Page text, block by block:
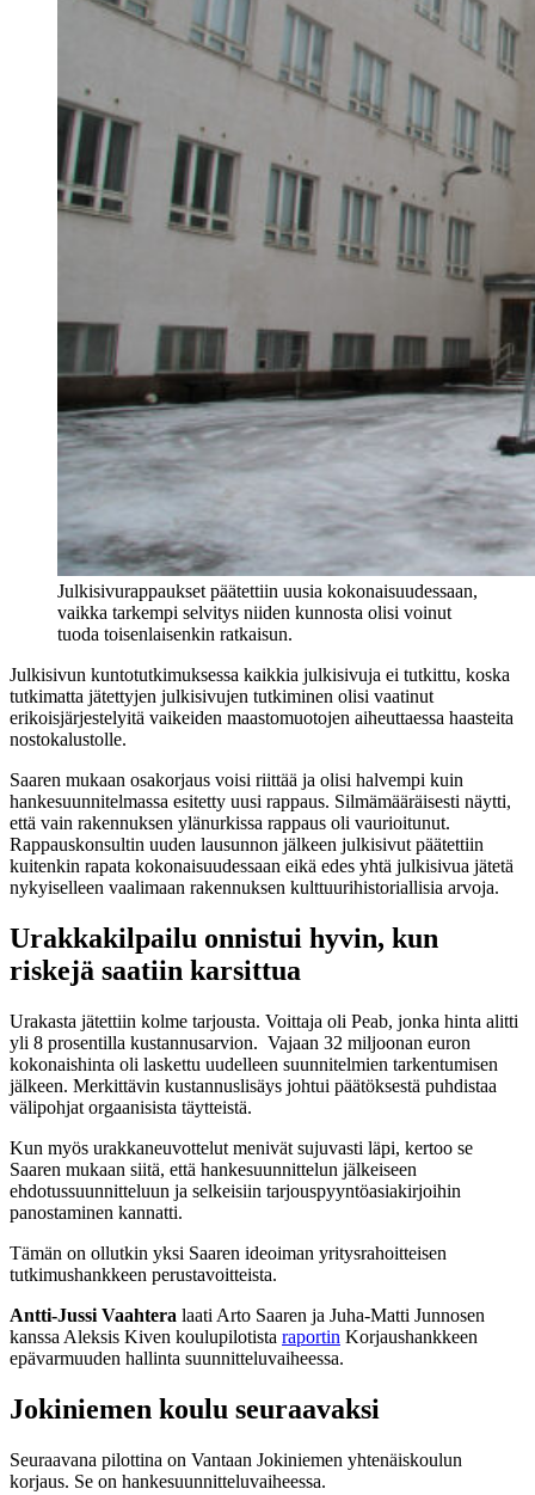
Julkisivurappaukset päätettiin uusia kokonaisuudessaan,
vaikka tarkempi selvitys niiden kunnosta olisi voinut
tuoda toisenlaisenkin ratkaisun.
Julkisivun kuntotutkimuksessa kaikkia julkisivuja ei tutkittu, koska
tutkimatta jätettyjen julkisivujen tutkiminen olisi vaatinut
erikoisjärjestelyitä vaikeiden maastomuotojen aiheuttaessa haasteita
nostokalustolle.
Saaren mukaan osakorjaus voisi riittää ja olisi halvempi kuin
hankesuunnitelmassa esitetty uusi rappaus. Silmämääräisesti näytti,
että vain rakennuksen ylänurkissa rappaus oli vaurioitunut.
Rappauskonsultin uuden lausunnon jälkeen julkisivut päätettiin
kuitenkin rapata kokonaisuudessaan eikä edes yhtä julkisivua jätetä
nykyiselleen vaalimaan rakennuksen kulttuurihistoriallisia arvoja.
Urakkakilpailu onnistui hyvin, kun
riskejä saatiin karsittua
Urakasta jätettiin kolme tarjousta. Voittaja oli Peab, jonka hinta alitti
yli 8 prosentilla kustannusarvion. Vajaan 32 miljoonan euron
kokonaishinta oli laskettu uudelleen suunnitelmien tarkentumisen
jälkeen. Merkittävin kustannuslisäys johtui päätöksestä puhdistaa
välipohjat orgaanisista täytteistä.
Kun myös urakkaneuvottelut menivät sujuvasti läpi, kertoo se
Saaren mukaan siitä, että hankesuunnittelun jälkeiseen
ehdotussuunnitteluun ja selkeisiin tarjouspyyntöasiakirjoihin
panostaminen kannatti.
Tämän on ollutkin yksi Saaren ideoiman yritysrahoitteisen
tutkimushankkeen perustavoitteista.
Antti-Jussi Vaahtera laati Arto Saaren ja Juha-Matti Junnosen
kanssa Aleksis Kiven koulupilotista raportin Korjaushankkeen
epävarmuuden hallinta suunnitteluvaiheessa.
Jokiniemen koulu seuraavaksi
Seuraavana pilottina on Vantaan Jokiniemen yhtenäiskoulun
korjaus. Se on hankesuunnitteluvaiheessa.